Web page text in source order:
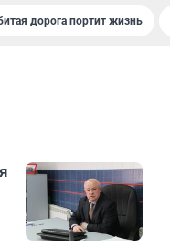
дорога портит жизнь